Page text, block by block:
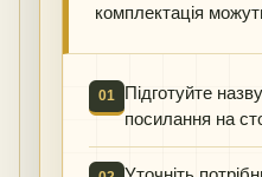
комплектація
01
Підготуйте
посилання на